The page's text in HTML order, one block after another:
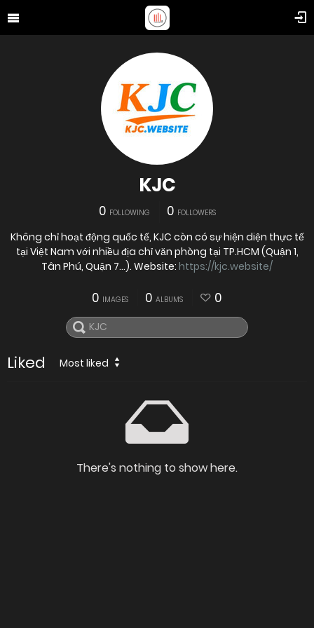
KJC
0 FOLLOWING 0 FOLLOWERS
Không chỉ hoạt động quốc tế, KJC còn có sự hiện diện thực tế
tại Việt Nam với nhiều địa chỉ văn phòng tại TP.HCM (Quận 1,
Tân Phú, Quận 7...). Website: https://kjc.website/
0 IMAGES 0 ALBUMS 0
Liked Most liked
There's nothing to show here.